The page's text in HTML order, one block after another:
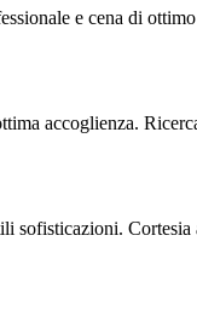
e cena di
accoglienza.
sofisticazioni.